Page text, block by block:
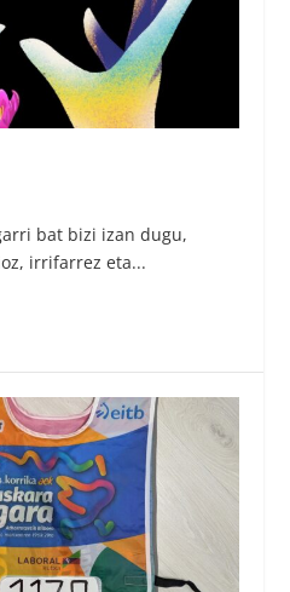
bat bizi izan dugu,
irrifarrez eta...